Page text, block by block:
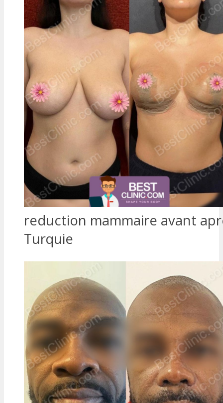
reduction mammaire avant
Turquie